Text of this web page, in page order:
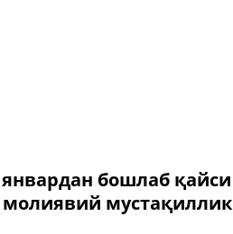
январдан бошлаб қайси
мустақиллик